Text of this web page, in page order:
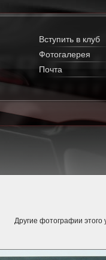
Вступить в клуб
Фотогалерея
Почта
Другие фотографии этого